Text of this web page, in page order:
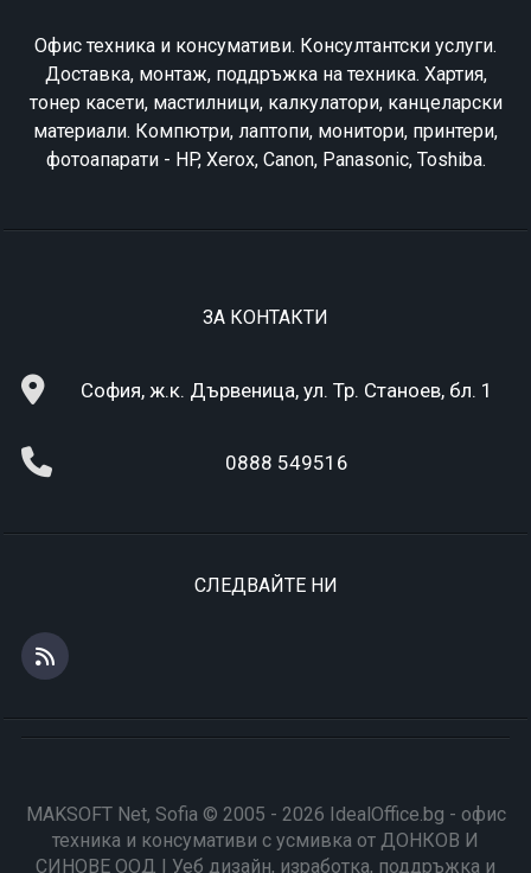
Офис техника и консумативи. Консултантски услуги.
Доставка, монтаж, поддръжка на техника. Хартия,
тонер касети, мастилници, калкулатори, канцеларски
материали. Компютри, лаптопи, монитори, принтери,
фотоапарати - HP, Xerox, Canon, Panasonic, Toshiba.
ЗА КОНТАКТИ
София, ж.к. Дървеница, ул. Тр. Станоев, бл. 1
0888 549516
СЛЕДВАЙТЕ НИ
MAKSOFT Net, Sofia © 2005 - 2026 IdealOffice.bg - офис
техника и консумативи с усмивка от ДОНКОВ И
СИНОВЕ ООД | Уеб дизайн, изработка, поддръжка и